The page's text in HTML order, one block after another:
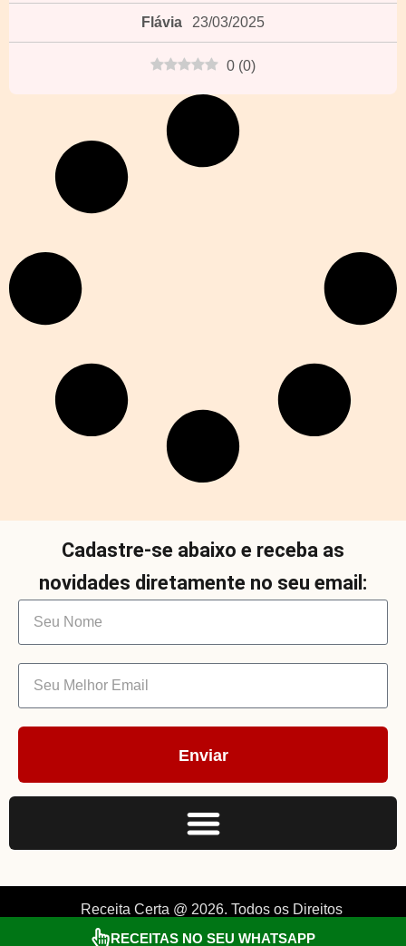
Flávia 23/03/2025
0 (0)
Cadastre-se abaixo e receba as
novidades diretamente no seu email:
Enviar
Receita Certa @ 2026. Todos os Direitos
Reservados. By Müller.
RECEITAS NO SEU WHATSAPP